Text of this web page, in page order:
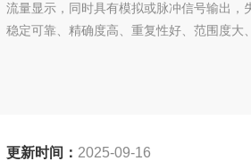
流量显示，同时具有模拟或脉冲信号输出
稳定可靠、精确度高、重复性好、范围度
更新时间： 2025-09-16